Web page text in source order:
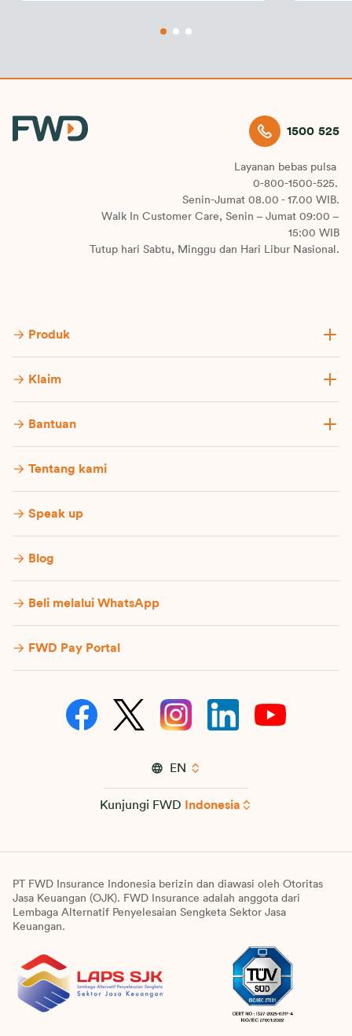
1500 525
Layanan bebas pulsa
0-800-1500-525.
Senin-Jumat 08.00 - 17.00 WIB.
Walk In Customer Care, Senin – Jumat 09:00 –
15:00 WIB
Tutup hari Sabtu, Minggu dan Hari Libur Nasional.
Produk
Klaim
Bantuan
Tentang kami
Speak up
Blog
Beli melalui WhatsApp
FWD Pay Portal
EN
Kunjungi FWD Indonesia
PT FWD Insurance Indonesia berizin dan diawasi oleh Otoritas
Jasa Keuangan (OJK). FWD Insurance adalah anggota dari
Lembaga Alternatif Penyelesaian Sengketa Sektor Jasa
Keuangan.